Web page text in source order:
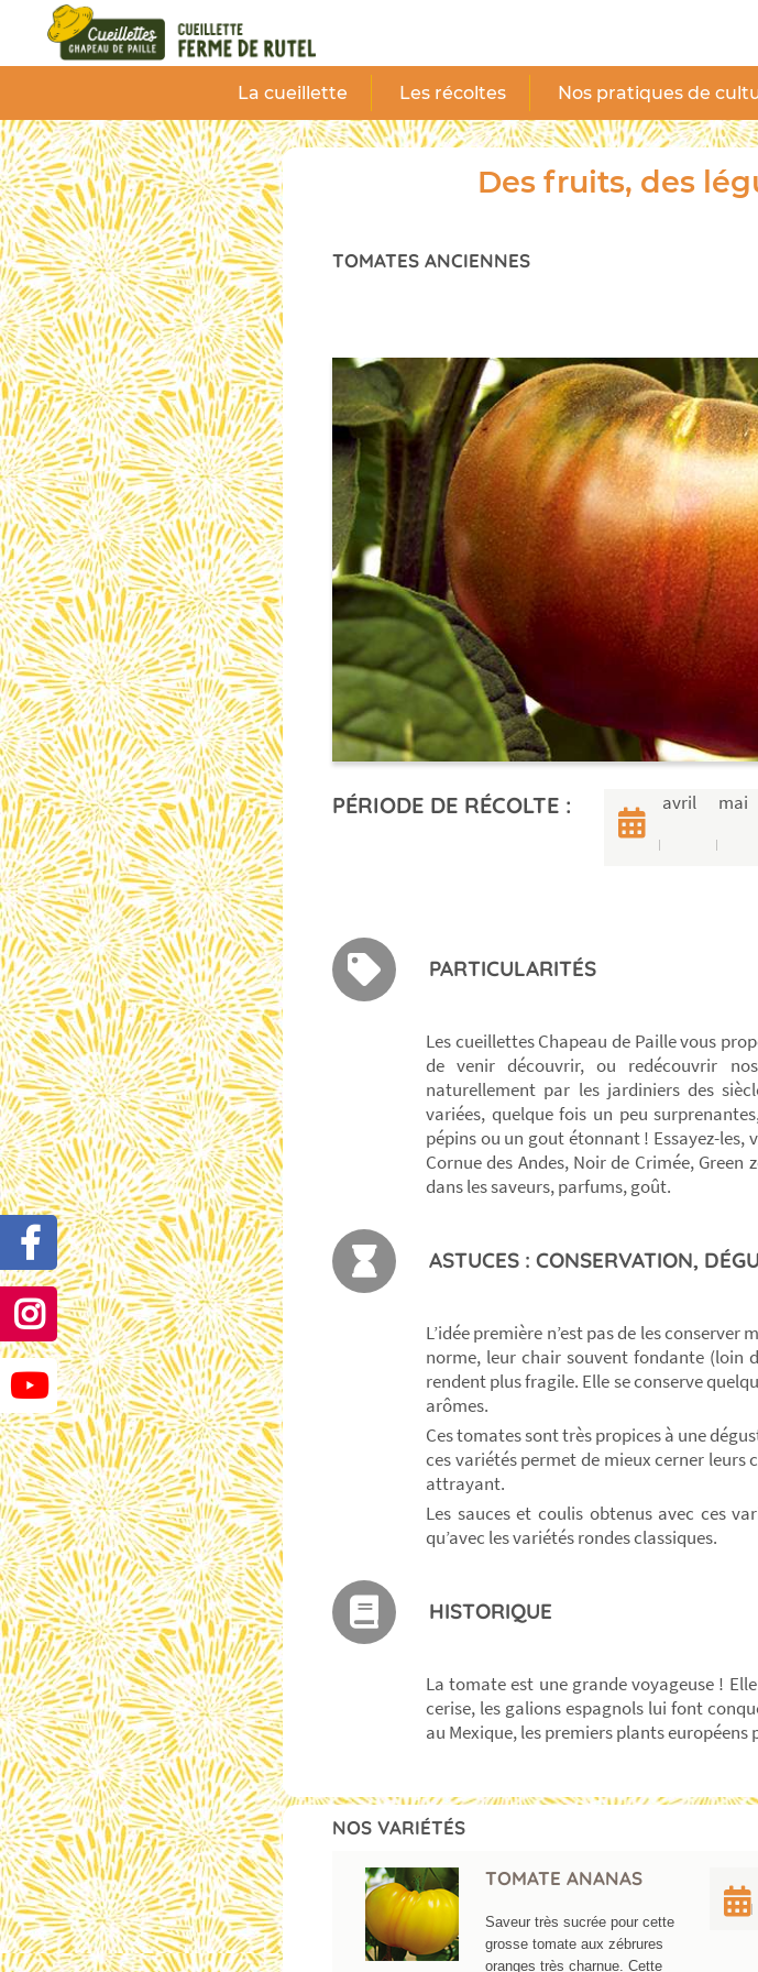
La cueillette Les récoltes Nos pratiques de
Des fruits, des
TOMATES ANCIENNES
PÉRIODE DE RÉCOLTE : avril mai
PARTICULARITÉS
Les cueillettes Chapeau de Paille vous
de venir découvrir, ou redécouvrir
naturellement par les jardiniers des
variées, quelque fois un peu
pépins ou un gout étonnant ! Essayez-
Cornue des Andes, Noir de Crimée,
dans les saveurs, parfums, goût.
ASTUCES : CONSERVATION,
L’idée première n’est pas de les
norme, leur chair souvent fondante (loin
rendent plus fragile. Elle se conserve
arômes.
Ces tomates sont très propices à une
ces variétés permet de mieux cerner
attrayant.
Les sauces et coulis obtenus avec ces
qu’avec les variétés rondes classiques.
HISTORIQUE
La tomate est une grande voyageuse !
cerise, les galions espagnols lui font
au Mexique, les premiers plants européens
NOS VARIÉTÉS
TOMATE ANANAS
Saveur très sucrée pour cette
grosse tomate aux zébrures
oranges très charnue. Cette
Panneau de gestion des cookies